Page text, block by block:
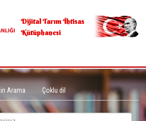
Dijital Tarım İhtisas
Kütüphanesi
Arama Çoklu dil